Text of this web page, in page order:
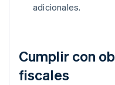
adicionales.
Cumplir con
fiscales